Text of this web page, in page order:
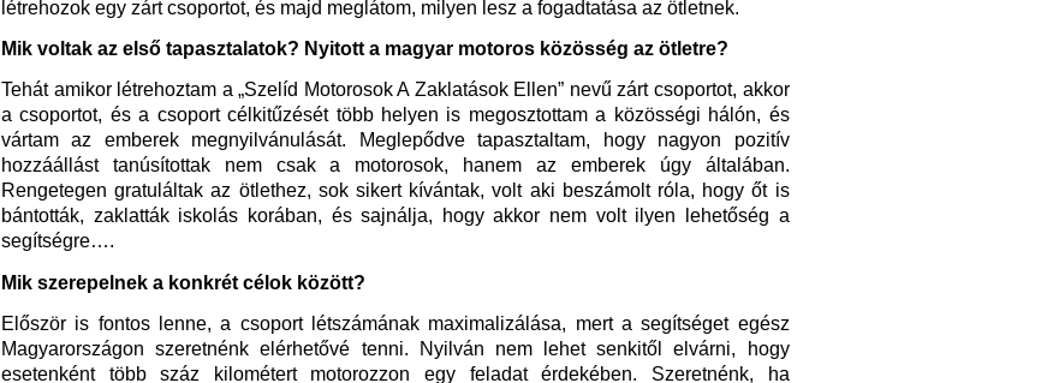
létrehozok egy zárt csoportot, és majd meglátom, milyen lesz a fogadtatása az ötletnek.
Mik voltak az első tapasztalatok? Nyitott a magyar motoros közösség az ötletre?
Tehát amikor létrehoztam a „Szelíd Motorosok A Zaklatások Ellen” nevű zárt csoportot, akkor
a csoportot, és a csoport célkitűzését több helyen is megosztottam a közösségi hálón, és
vártam az emberek megnyilvánulását. Meglepődve tapasztaltam, hogy nagyon pozitív
hozzáállást tanúsítottak nem csak a motorosok, hanem az emberek úgy általában.
Rengetegen gratuláltak az ötlethez, sok sikert kívántak, volt aki beszámolt róla, hogy őt is
bántották, zaklatták iskolás korában, és sajnálja, hogy akkor nem volt ilyen lehetőség a
segítségre….
Mik szerepelnek a konkrét célok között?
Először is fontos lenne, a csoport létszámának maximalizálása, mert a segítséget egész
Magyarországon szeretnénk elérhetővé tenni. Nyilván nem lehet senkitől elvárni, hogy
esetenként több száz kilométert motorozzon egy feladat érdekében. Szeretnénk, ha